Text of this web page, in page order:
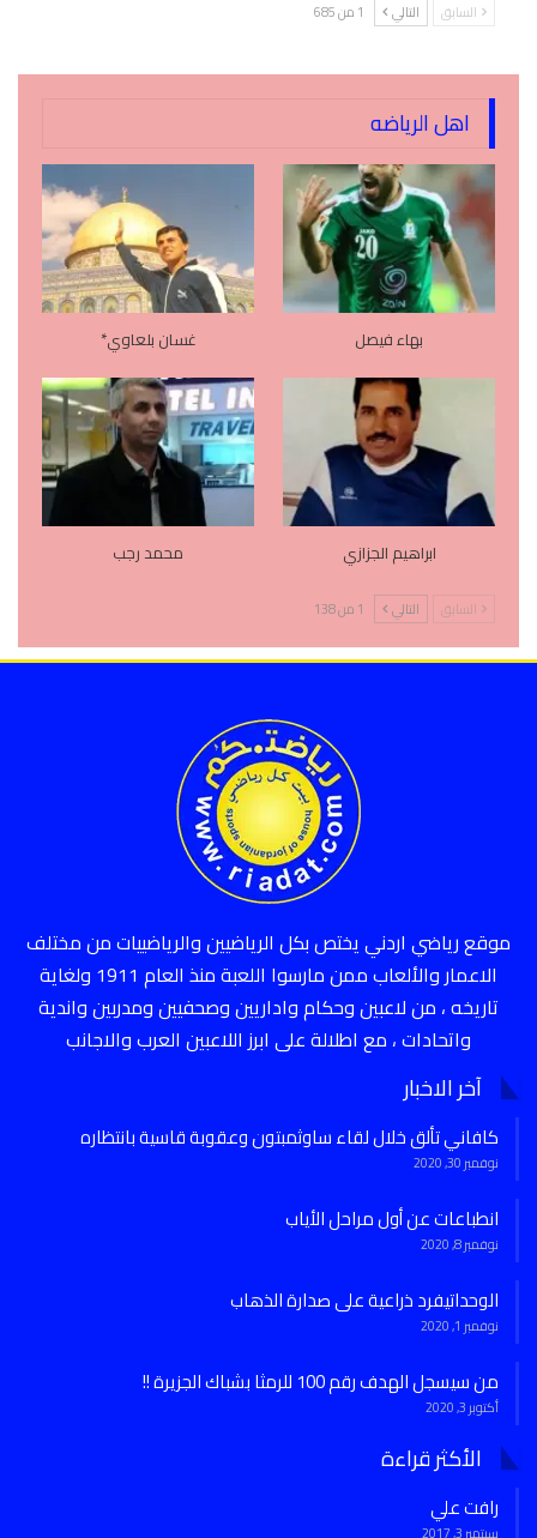
السابق التالي 1 من 685
اهل الرياضه
بهاء فيصل غسان بلعاوي*
ابراهيم الجزازي محمد رجب
السابق التالي 1 من 138
موقع رياضي اردني يختص بكل الرياضيين والرياضييات من مختلف
الاعمار والألعاب ممن مارسوا اللعبة منذ العام 1911 ولغاية
تاريخه ، من لاعبين وحكام واداريين وصحفيين ومدربين واندية
واتحادات ، مع اطلالة على ابرز اللاعبين العرب والاجانب
آخر الاخبار
كافاني تألق خلال لقاء ساوثمبتون وعقوبة قاسية بانتظاره
نوفمبر 30, 2020
انطباعات عن أول مراحل الأياب
نوفمبر 8, 2020
الوحداتيفرد ذراعية على صدارة الذهاب
نوفمبر 1, 2020
من سيسجل الهدف رقم 100 للرمثا بشباك الجزيرة !!
أكتوبر 3, 2020
الأكثر قراءة
رافت علي